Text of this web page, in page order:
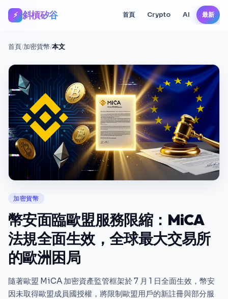
⚡ 斜槓矽谷 首頁 Crypto AI 最新
首頁/加密貨幣/本文
加密貨幣
幣安面臨歐盟服務限縮：MiCA
法規全面生效，全球最大交易所
的歐洲困局
隨著歐盟 MiCA 加密資產監管框架於 7 月 1 日全面生效，幣安
因未取得歐盟成員國授權，將限制歐盟用戶的新註冊與部分服